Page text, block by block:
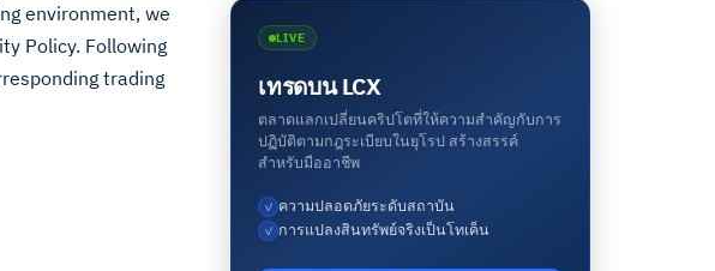
environment, we
Policy. Following
trading
LIVE
เทรดบน LCX
ตลาดแลกเปลี่ยนคริปโตที่ให้ความสำคัญกับการ
ปฏิบัติตามกฎระเบียบในยุโรป สร้างสรรค์
สำหรับมืออาชีพ
✓ ความปลอดภัยระดับสถาบัน
✓ การแปลงสินทรัพย์จริงเป็นโทเค็น